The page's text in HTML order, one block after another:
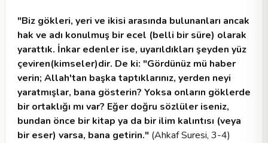
"Biz gökleri, yeri ve ikisi arasında bulunanları ancak
hak ve adı konulmuş bir ecel (belli bir süre) olarak
yarattık. İnkar edenler ise, uyarıldıkları şeyden yüz
çeviren(kimseler)dir. De ki: "Gördünüz mü haber
verin; Allah'tan başka taptıklarınız, yerden neyi
yaratmışlar, bana gösterin? Yoksa onların göklerde
bir ortaklığı mı var? Eğer doğru sözlüler iseniz,
bundan önce bir kitap ya da bir ilim kalıntısı (veya
bir eser) varsa, bana getirin." (Ahkaf Suresi, 3-4)